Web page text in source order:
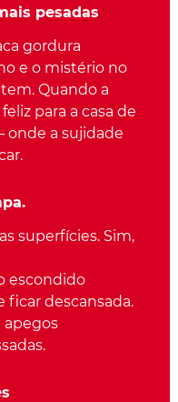
pesadas
gordura
e o mistério no
Quando a
para a casa de
onde a sujidade
superfícies. Sim,
escondido
ficar descansada.
apegos